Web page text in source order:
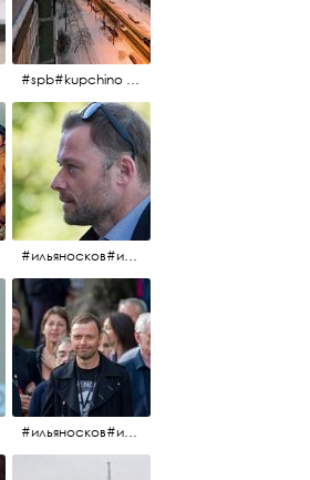
#spb#kupchino #крышапотекла
#ильяносков#ильяносков2016#очеммолчатфранцузы #санктпетербург #кино#фильфильфильм @ilya_noskov_official
#ильяносков#ильяносков_главныйгерой @ilya_noskov_official #очеммолчатфранцузы#очёммолчатфранцузы